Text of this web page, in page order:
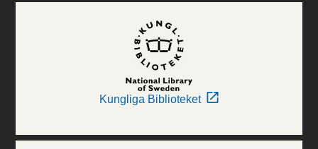
Kungliga Biblioteket